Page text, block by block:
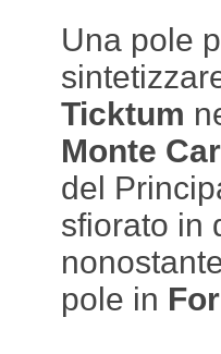
Una pole
Ticktum
Monte
del
sfiorato in
pole in